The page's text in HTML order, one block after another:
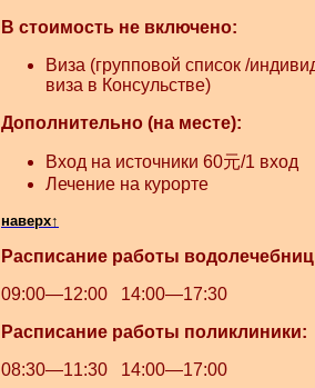
В стоимость не включено:
Виза (групповой список /
виза в Консульстве)
Дополнительно (на месте):
Вход на источники 60元/1 вход
Лечение на курорте
наверх↑
Расписание работы
09:00—12:00 14:00—17:30
Расписание работы поликлиники:
08:30—11:30 14:00—17:00